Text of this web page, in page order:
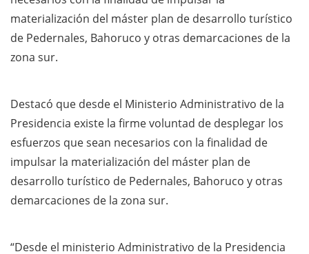
materialización del máster plan de desarrollo turístico
de Pedernales, Bahoruco y otras demarcaciones de la
zona sur.
Destacó que desde el Ministerio Administrativo de la
Presidencia existe la firme voluntad de desplegar los
esfuerzos que sean necesarios con la finalidad de
impulsar la materialización del máster plan de
desarrollo turístico de Pedernales, Bahoruco y otras
demarcaciones de la zona sur.
“Desde el ministerio Administrativo de la Presidencia